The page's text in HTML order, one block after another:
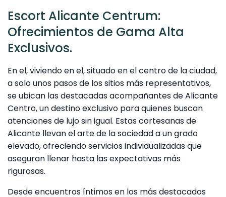
Escort Alicante Centrum:
Ofrecimientos de Gama Alta
Exclusivos.
En el, viviendo en el, situado en el centro de la ciudad,
a solo unos pasos de los sitios más representativos,
se ubican las destacadas acompañantes de Alicante
Centro, un destino exclusivo para quienes buscan
atenciones de lujo sin igual. Estas cortesanas de
Alicante llevan el arte de la sociedad a un grado
elevado, ofreciendo servicios individualizadas que
aseguran llenar hasta las expectativas más
rigurosas.
Desde encuentros íntimos en los más destacados